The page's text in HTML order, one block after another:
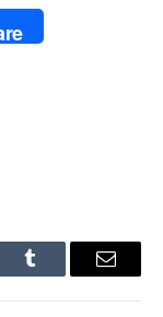
Tumblr Email